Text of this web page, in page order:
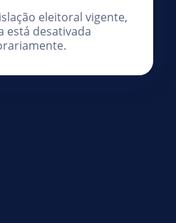
eleitoral vigente,
está desativada